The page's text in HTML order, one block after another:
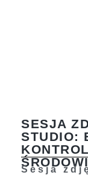
SESJA
STUDIO:
Sesja